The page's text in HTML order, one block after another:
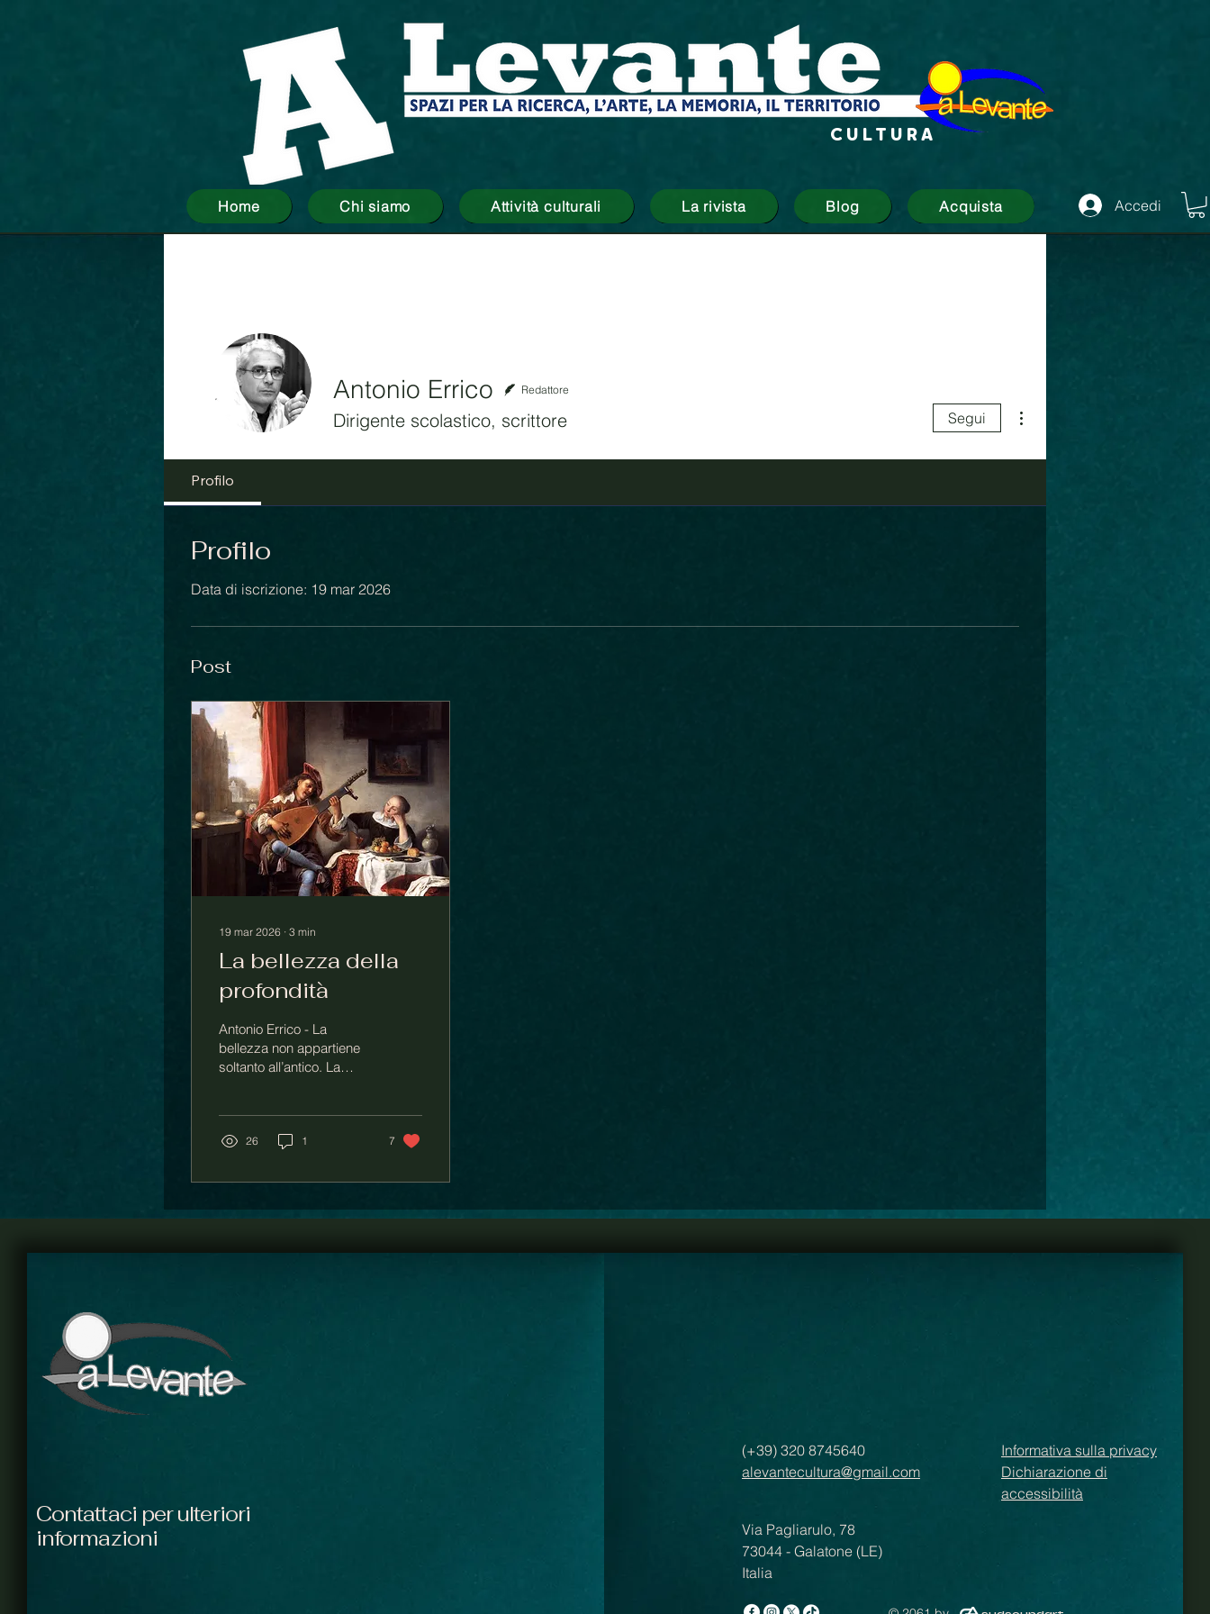
Home Chi siamo Attività culturali La rivista Blog Acquista Accedi
CULTURA
Antonio Errico Redattore
Dirigente scolastico, scrittore Segui
Profilo
Profilo
Data di iscrizione: 19 mar 2026
Post
19 mar 2026 ∙ 3 min
La bellezza della
profondità
Antonio Errico - La
bellezza non appartiene
soltanto all’antico. La
chiamano estetica, forse
anche incoerenza, alle
disarmonia-, che forse si
oppure, anche,
26 1 7
Contattaci per ulteriori
informazioni
(+39) 320 8745640
alevantecultura@gmail.com
Via Pagliarulo, 78
73044 - Galatone (LE)
Italia
Informativa sulla privacy
Dichiarazione di
accessibilità